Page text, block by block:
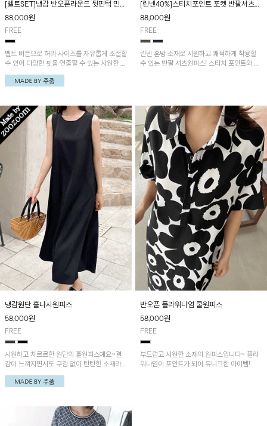
[벨트SET]냉감 반오픈라운드 뒷핀턱 민소
매원피스
88,000원
FREE
벨트 버튼으로 허리 사이즈를 자유롭게 조절할
수 있어 다양한 핏을 연출할 수 있는 시원한 착
용감의 냉감 원피스! 깔끔한 반오픈 라운드넥
디자인으로 단정하면서도 세련된 분위기를 연
[린넨40%]스티치포인트 포켓 반팔셔츠원
피스
88,000원
FREE
린넨 혼방 소재로 시원하고 쾌적하게 착용할
수 있는 반팔 셔츠원피스! 스티치 포인트와 포
냉감원단 훌나시원피스
58,000원
FREE
시원하고 차르르한 원단의 훌원피스예요~결
감이 느껴지면서도 구김 없이 탄탄한 소재라
손이 자주 가실 거예요!
반오픈 플라워나염 쿨원피스
58,000원
FREE
부드럽고 시원한 소재의 원피스입니다~ 플라
워나염이 포인트가 되어 유니크한 아이템!